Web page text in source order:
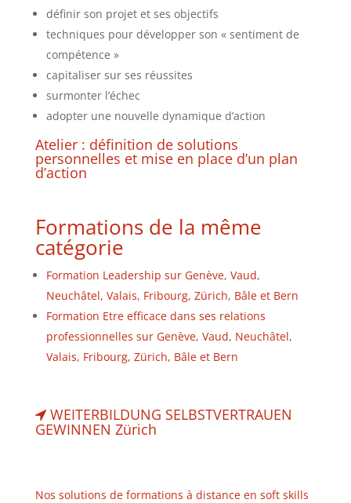
définir son projet et ses objectifs
techniques pour développer son « sentiment de
compétence »
capitaliser sur ses réussites
surmonter l’échec
adopter une nouvelle dynamique d’action
Atelier : définition de solutions
personnelles et mise en place d’un plan
d’action
Formations de la même
catégorie
Formation Leadership sur Genève, Vaud,
Neuchâtel, Valais, Fribourg, Zürich, Bâle et Bern
Formation Etre efficace dans ses relations
professionnelles sur Genève, Vaud, Neuchâtel,
Valais, Fribourg, Zürich, Bâle et Bern
WEITERBILDUNG SELBSTVERTRAUEN
GEWINNEN Zürich
Nos solutions de formations à distance en soft skills